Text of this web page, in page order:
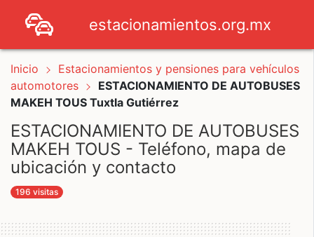
estacionamientos.org.mx
Inicio
Estacionamientos y pensiones para vehículos
automotores
ESTACIONAMIENTO DE AUTOBUSES
MAKEH TOUS Tuxtla Gutiérrez
ESTACIONAMIENTO DE AUTOBUSES
MAKEH TOUS - Teléfono, mapa de
ubicación y contacto
196 visitas